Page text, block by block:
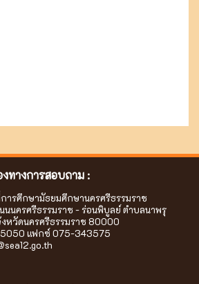
ทางการสอบถาม :
ารศึกษามัธยมศึกษานครศรีธรรมราช
นครศรีธรรมราช - ร่อนพิบูลย์ ตำบลนาพรุ
หวัดนครศรีธรรมราช 80000
แฟกซ์ 075-343575